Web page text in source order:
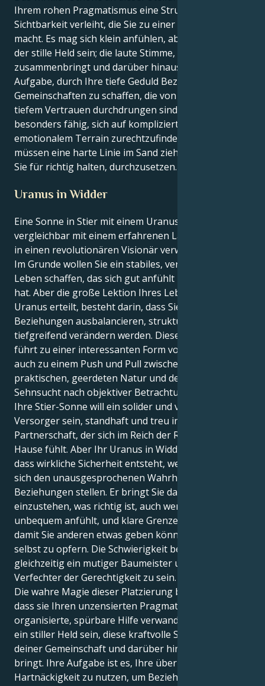
Ihrem rohen Pragmatismus eine Struktur und
Sichtbarkeit verleiht, die Sie zu einer Kraft des Guten
macht. Es mag sich klein anfühlen, aber Sie könnten
der stille Held sein; die laute Stimme, die Ihre Kreise
zusammenbringt und darüber hinaus. Es ist Ihre
Aufgabe, durch Ihre tiefe Geduld Beziehungen und
Gemeinschaften zu schaffen, die von Respekt und
tiefem Vertrauen durchdrungen sind. Sie sind
besonders fähig, sich auf kompliziertem
emotionalem Terrain zurechtzufinden, aber Sie
müssen eine harte Linie im Sand ziehen, um das, was
Sie für richtig halten, durchzusetzen.
Uranus in Widder
Eine Sonne in Stier mit einem Uranus in Widder ist
vergleichbar mit einem erfahrenen Landwirt, der sich
in einen revolutionären Visionär verwandeln musste.
Im Grunde wollen Sie ein stabiles, verlässliches
Leben schaffen, das sich gut anfühlt und Substanz
hat. Aber die große Lektion Ihres Lebens, die Ihnen
Uranus erteilt, besteht darin, dass Sie Ihre
Beziehungen ausbalancieren, strukturieren und
tiefgreifend verändern werden. Diese Kombination
führt zu einer interessanten Form von Push/Pull;
auch zu einem Push und Pull zwischen Ihrer
praktischen, geerdeten Natur und der tiefen
Sehnsucht nach objektiver Betrachtung.
Ihre Stier-Sonne will ein solider und verlässlicher
Versorger sein, standhaft und treu in der
Partnerschaft, der sich im Reich der Routine zu
Hause fühlt. Aber Ihr Uranus in Widder zeigt Ihnen,
dass wirkliche Sicherheit entsteht, wenn Menschen
sich den unausgesprochenen Wahrheiten in ihren
Beziehungen stellen. Er bringt Sie dazu, für das
einzustehen, was richtig ist, auch wenn es sich
unbequem anfühlt, und klare Grenzen zu setzen,
damit Sie anderen etwas geben können, ohne sich
selbst zu opfern. Die Schwierigkeit besteht darin,
gleichzeitig ein mutiger Baumeister und ein harter
Verfechter der Gerechtigkeit zu sein.
Die wahre Magie dieser Platzierung besteht darin,
dass sie Ihren unzensierten Pragmatismus in
organisierte, spürbare Hilfe verwandelt. Du könntest
ein stiller Held sein, diese kraftvolle Stimme, die
deiner Gemeinschaft und darüber hinaus Frieden
bringt. Ihre Aufgabe ist es, Ihre überragende
Hartnäckigkeit zu nutzen, um Beziehungen und